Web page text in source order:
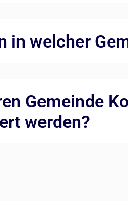
in welcher
Gemeinde
werden?